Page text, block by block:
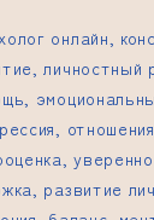
онлайн,
личностный
развитие